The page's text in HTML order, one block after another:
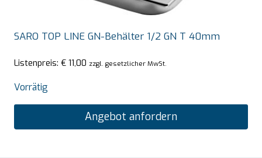
SARO TOP LINE GN-Behälter 1/2 GN T 40mm
Listenpreis: € 11,00 zzgl. gesetzlicher MwSt.
Vorrätig
Angebot anfordern